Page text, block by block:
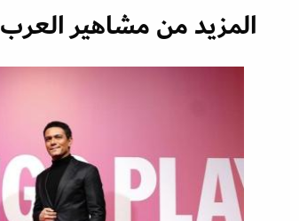
المزيد من مشاهير العرب